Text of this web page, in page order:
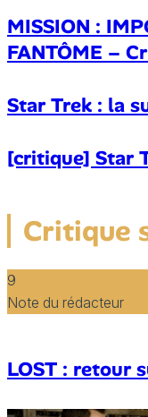
MISSION :
FANTÔME –
Star Trek : la
[critique] Star
Critique
9
Note du rédacteur
LOST : retour